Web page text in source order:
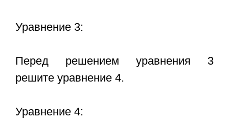
Уравнение 3:
Перед решением уравнения 3
решите уравнение 4.
Уравнение 4: